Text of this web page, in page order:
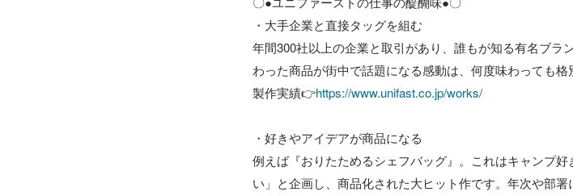
・大手企業と直接タッグを組む
年間300社以上の企業と取引があり、誰もが知る有名ブラ
わった商品が街中で話題になる感動は、何度味わっても格
製作実績👉https://www.unifast.co.jp/works/
・好きやアイデアが商品になる
例えば『おりたためるシェフバッグ』。これはキャンプ
い」と企画し、商品化された大ヒット作です。年次や部